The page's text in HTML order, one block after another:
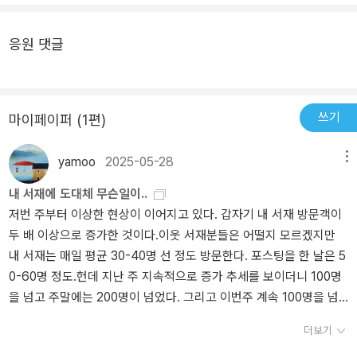
일단 방법을 알아두면 앞으로도 유용하게 쓸 수 있으니 뭐든 배워두
들여 관련 분야 강의를 수강해왔습니다. 화려한 말로 기대감을 심어
지사협회, 웅진코웨이, 한국능률협회, 의왕시소상공인연합회, 광주평
생교육진흥원, 충남지식산업센터, 과천창업상권활성화센터, 완주군
청, 김제시청, 전주시청, 호원대학교, 전주대학교, 전북대학교 등 다수
기업 및 기관에서 강의했습니다. 저서로는 《미리캔버스 너도 디자인
할 수 있어!》가 있습니다.​Instagram @alize_corpNaver Blog blog.
naver.com/synergylab_책의 특징책의 저자는 SNS 마케팅 강사이
자 브랜드 마케팅 기업을 운영하고 있는 사람으로서, 이 책에서는 인
스타그램&네이버 블로그에서 자신의 사업을 홍보하고 고객과 소통하
는 방법을 여러 가지 사례와 도표로 설명해준다. 그리고 자신의 사업
을 마케팅하기 위해 인스타그램&네이버 블로그를 운영할 때 알아두
면 좋은 유용한 지식과 다양한 정보, 꿀팁 등을 소개해주고 저자가 알
응원 댓글
마이페이퍼 (1편) 쓰기
yamoo 2025-05-28
내 서재에 도대체 무슨일이..
저번 주부터 이상한 현상이 이어지고 있다. 갑자기 내 서재 방문객이
두 배 이상으로 증가한 것이다.이웃 서재분들은 어떨지 모르겠지만
내 서재는 매일 평균 30-40명 선 정도 방문한다. 포스팅을 한 날은 5
0-60명 정도.헌데 지난 주 지속적으로 증가 추세를 보이더니 100명
을 넘고 주말에는 200명이 넘었다. 그리고 이번주 계속 100명을 넘
력적인 포스팅을 올리는 것도 아닌데, 이 무슨 갑작스런 방문객 증가
더보기